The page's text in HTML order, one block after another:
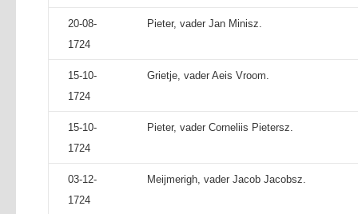
20-08-
1724
Pieter, vader Jan Minisz.
15-10-
1724
Grietje, vader Aeis Vroom.
15-10-
1724
Pieter, vader Corneliis Pietersz.
03-12-
1724
Meijmerigh, vader Jacob Jacobsz.